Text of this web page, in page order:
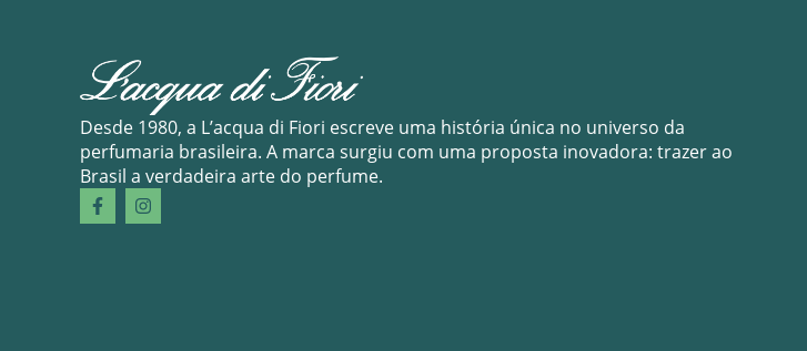
Desde 1980, a L’acqua di Fiori escreve uma história única no universo da
perfumaria brasileira. A marca surgiu com uma proposta inovadora: trazer ao
Brasil a verdadeira arte do perfume.